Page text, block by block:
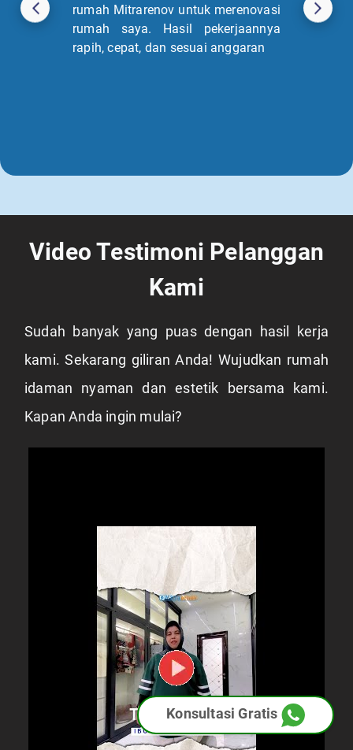
rumah Mitrarenov untuk merenovasi
rumah saya. Hasil pekerjaannya
rapih, cepat, dan sesuai anggaran
Video Testimoni Pelanggan
Kami
Sudah banyak yang puas dengan hasil kerja
kami. Sekarang giliran Anda! Wujudkan rumah
idaman nyaman dan estetik bersama kami.
Kapan Anda ingin mulai?
Konsultasi Gratis